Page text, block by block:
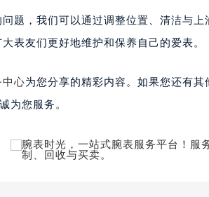
题，我们可以通过调整位置、清洁与
表友们更好地维护和保养自己的爱表。
中心为您分享的精彩内容。如果您还有
为您服务。